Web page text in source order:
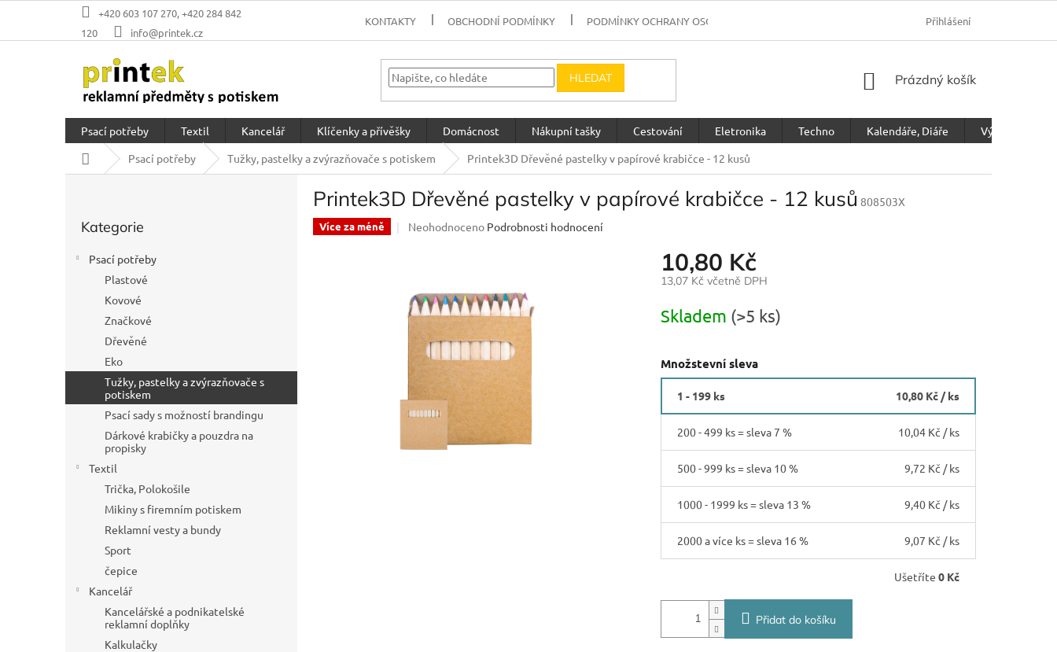
+420 603 107 270, +420 284 842
120
info@printek.cz
KONTAKTY OBCHODNÍ PODMÍNKY PODMÍNKY OCHRANY OSOBNÍCH ÚDAJŮ Přihlášení
HLEDAT
NÁKUPNÍ
Prázdný košík
Psací potřeby Textil Kancelář Klíčenky a přívěšky Domácnost Nákupní tašky Cestování Eletronika Techno Kalendáře, Diáře
Výprodej
Domů
Psací potřeby Tužky, pastelky a zvýrazňovače s potiskem Printek3D Dřevěné pastelky v papírové krabičce - 12 kusů
n
l
kategorie
Kategorie
Psací potřeby
Plastové
Kovové
Značkové
Dřevěné
Eko
Tužky, pastelky a zvýrazňovače s
potiskem
Psací sady s možností brandingu
Dárkové krabičky a pouzdra na
propisky
Textil
Trička, Polokošile
Mikiny s firemním potiskem
Reklamní vesty a bundy
Sport
čepice
Kancelář
Kancelářské a podnikatelské
reklamní doplňky
Kalkulačky
Printek3D Dřevěné pastelky v papírové krabičce - 12 kusů 808503X
Více za méně
Průměrné
z
5
hvězdiček.
Neohodnoceno Podrobnosti hodnocení
10,80 Kč
13,07 Kč včetně DPH
cena:
Skladem (>5 ks)
Množstevní sleva
1 - 199 ks 10,80 Kč / ks
200 - 499 ks = sleva 7 % 10,04 Kč / ks
500 - 999 ks = sleva 10 % 9,72 Kč / ks
1000 - 1999 ks = sleva 13 % 9,40 Kč / ks
2000 a více ks = sleva 16 % 9,07 Kč / ks
Ušetříte 0 Kč
Přidat do košíku